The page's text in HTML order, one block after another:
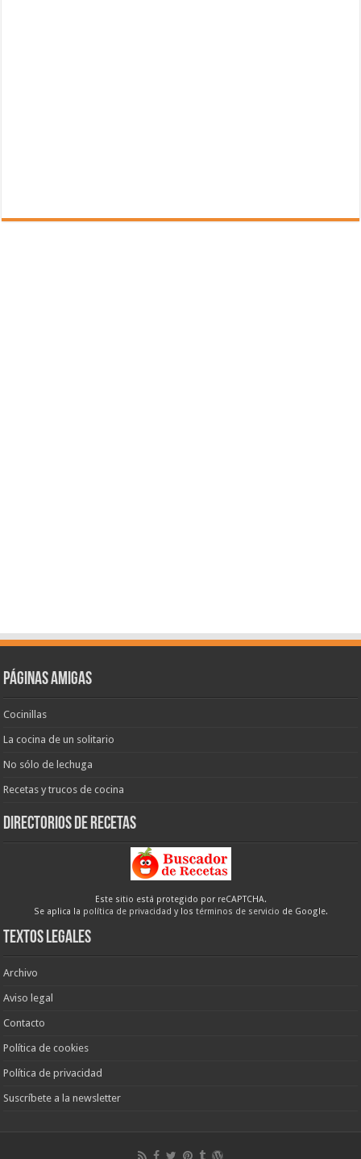
Páginas amigas
Cocinillas
La cocina de un solitario
No sólo de lechuga
Recetas y trucos de cocina
Directorios de recetas
Este sitio está protegido por reCAPTCHA.
Se aplica la política de privacidad y los términos de servicio de Google.
Textos legales
Archivo
Aviso legal
Contacto
Política de cookies
Política de privacidad
Suscríbete a la newsletter